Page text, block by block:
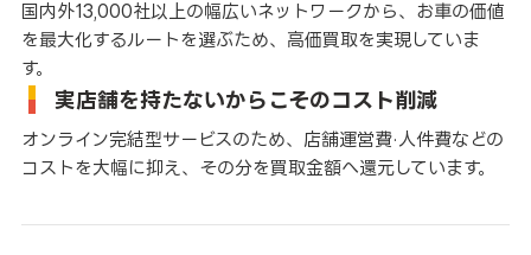
国内外13,000社以上の幅広いネットワークから、お車の価値
を最大化するルートを選ぶため、高価買取を実現していま
す。
実店舗を持たないからこそのコスト削減
オンライン完結型サービスのため、店舗運営費·人件費などの
コストを大幅に抑え、その分を買取金額へ還元しています。